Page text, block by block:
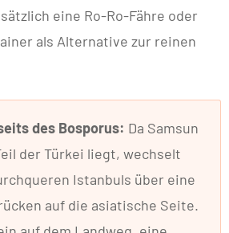
eine Ro-Ro-Fähre oder
als Alternative zur reinen
des Bosporus: Da Samsun
der Türkei liegt, wechselt
Istanbuls über eine
auf die asiatische Seite.